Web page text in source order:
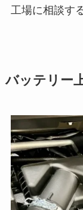
工場に相談す
バッテリー